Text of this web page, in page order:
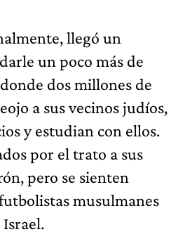
llegó un
un poco más de
dos millones de
a sus vecinos judíos,
y estudian con ellos.
por el trato a sus
pero se sienten
musulmanes
Israel.